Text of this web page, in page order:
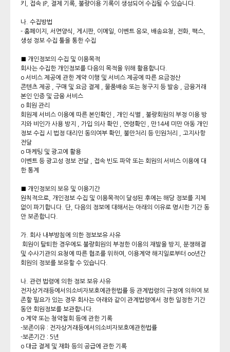
키, 접속 IP, 결제 기록, 불량이용 기록이 생성되어 수집될 수 있습니다.
나. 수집방법
- 홈페이지, 서면양식, 게시판, 이메일, 이벤트 응모, 배송요청, 전화, 팩스,
생성 정보 수집 툴을 통한 수집
■ 개인정보의 수집 및 이용목적
회사는 수집한 개인정보를 다음의 목적을 위해 활용합니다.
o 서비스 제공에 관한 계약 이행 및 서비스 제공에 따른 요금정산
콘텐츠 제공 , 구매 및 요금 결제 , 물품배송 또는 청구지 등 발송 , 금융거래
본인 인증 및 금융 서비스
o 회원 관리
회원제 서비스 이용에 따른 본인확인 , 개인 식별 , 불량회원의 부정 이용 방
지와 비인가 사용 방지 , 가입 의사 확인 , 연령확인 , 만14세 미만 아동 개인
정보 수집 시 법정 대리인 동의여부 확인, 불만처리 등 민원처리 , 고지사항
전달
o 마케팅 및 광고에 활용
이벤트 등 광고성 정보 전달 , 접속 빈도 파악 또는 회원의 서비스 이용에 대
한 통계
■ 개인정보의 보유 및 이용기간
원칙적으로, 개인정보 수집 및 이용목적이 달성된 후에는 해당 정보를 지체
없이 파기합니다. 단, 다음의 정보에 대해서는 아래의 이유로 명시한 기간 동
안 보존합니다.
가. 회사 내부방침에 의한 정보보유 사유
회원이 탈퇴한 경우에도 불량회원의 부정한 이용의 재발을 방지, 분쟁해결
및 수사기관의 요청에 따른 협조를 위하여, 이용계약 해지일로부터 oo년간
회원의 정보를 보유할 수 있습니다.
나. 관련 법령에 의한 정보 보유 사유
전자상거래등에서의소비자보호에관한법률 등 관계법령의 규정에 의하여 보
존할 필요가 있는 경우 회사는 아래와 같이 관계법령에서 정한 일정한 기간
동안 회원정보를 보관합니다.
o 계약 또는 청약철회 등에 관한 기록
-보존이유 : 전자상거래등에서의소비자보호에관한법률
-보존기간 : 5년
o 대금 결제 및 재화 등의 공급에 관한 기록